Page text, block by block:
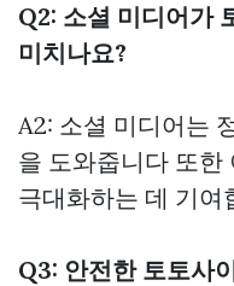
Q2: 소셜 미디어가
미치나요?
A2: 소셜 미디어는
을 도와줍니다 또한
극대화하는 데 기여
Q3: 안전한 토토사